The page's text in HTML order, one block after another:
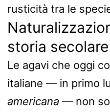
rusticità tra le
storia secolare
Le agavi che oggi
italiane — in primo
americana — non